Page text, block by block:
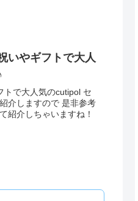
いやギフトで大人
トで大人気のcutipol セ
介しますので 是非参考
紹介しちゃいますね！